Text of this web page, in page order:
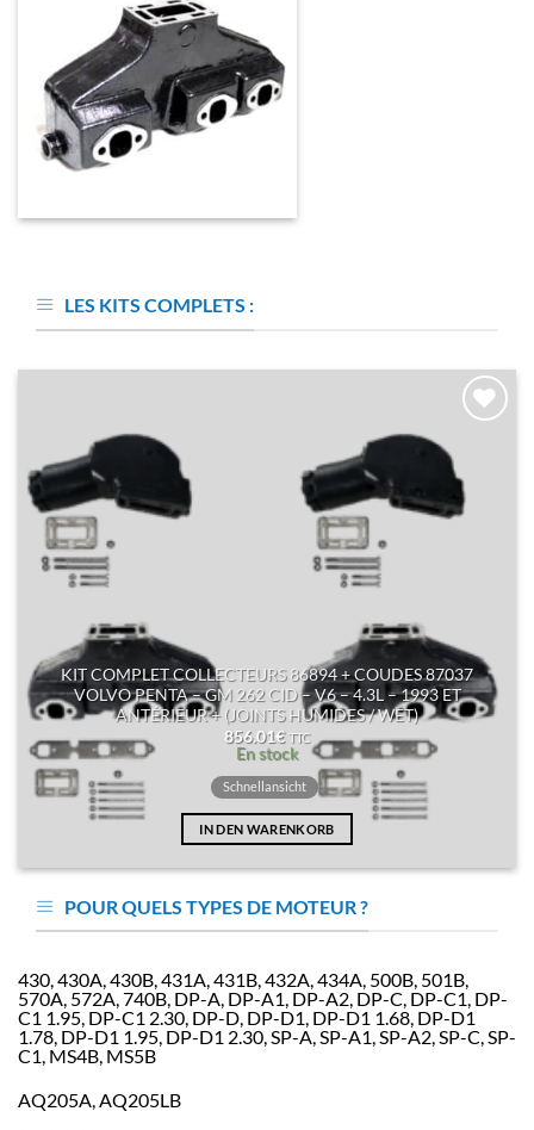
/ wet) Le collecteur
moteurs Volvo Penta de type
AQ430B, AQ431A, AQ431B,
AQ432, AQ434). Remplace la
référence d'origine Volvo Penta
(856894-1) Ne convient à aucun
moteur de 4,3 litres avec une
embase de style SX. Livré avec
bénéficiez d'une garantie d'un an
sur facture, sur tous nos produits.
LES KITS COMPLETS :
AJOUTER
À LA
LISTE
D’ENVIES
KIT COMPLET COLLECTEURS 86894 + COUDES 87037
VOLVO PENTA – GM 262 CID – V6 – 4.3L – 1993 ET
ANTÉRIEUR + (JOINTS HUMIDES / WET)
856.01€ TTC
En stock
Schnellansicht
IN DEN WARENKORB
POUR QUELS TYPES DE MOTEUR ?
430, 430A, 430B, 431A, 431B, 432A, 434A, 500B, 501B,
570A, 572A, 740B, DP-A, DP-A1, DP-A2, DP-C, DP-C1, DP-
C1 1.95, DP-C1 2.30, DP-D, DP-D1, DP-D1 1.68, DP-D1
1.78, DP-D1 1.95, DP-D1 2.30, SP-A, SP-A1, SP-A2, SP-C, SP-
C1, MS4B, MS5B
AQ205A, AQ205LB